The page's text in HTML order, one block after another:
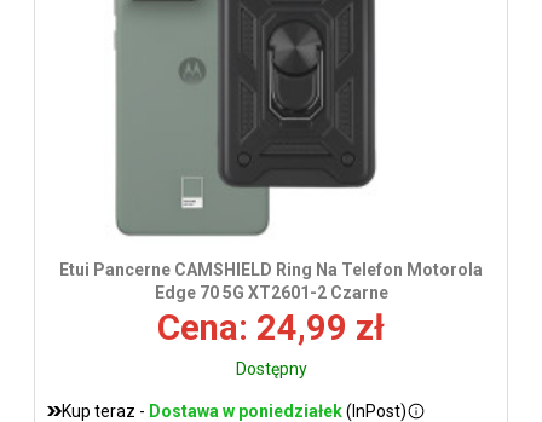
Etui Pancerne CAMSHIELD Ring Na Telefon Motorola
Edge 70 5G XT2601-2 Czarne
Cena: 24,99 zł
Dostępny
Kup teraz - Dostawa w poniedziałek(InPost)